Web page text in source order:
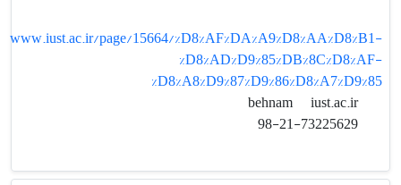
www.iust.ac.ir/page/15664/%D8%AF%DA%A9%D8%AA%D8%B1-
%D8%AD%D9%85%DB%8C%D8%AF-
%D8%A8%D9%87%D9%86%D8%A7%D9%85
behnam
iust.ac.ir